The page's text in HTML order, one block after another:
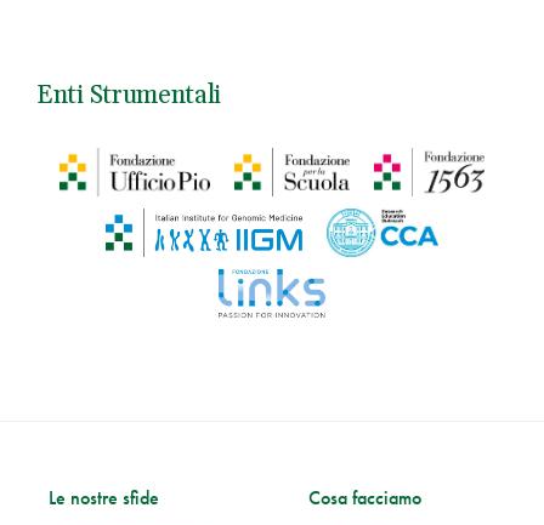
Enti Strumentali
Le nostre sfide Cosa facciamo